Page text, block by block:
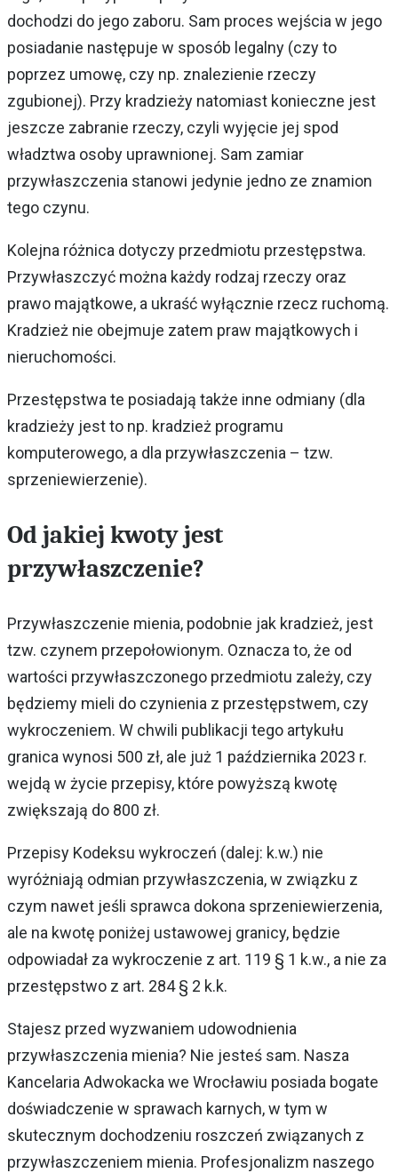
dochodzi do jego zaboru. Sam proces wejścia w jego
posiadanie następuje w sposób legalny (czy to
poprzez umowę, czy np. znalezienie rzeczy
zgubionej). Przy kradzieży natomiast konieczne jest
jeszcze zabranie rzeczy, czyli wyjęcie jej spod
władztwa osoby uprawnionej. Sam zamiar
przywłaszczenia stanowi jedynie jedno ze znamion
tego czynu.
Kolejna różnica dotyczy przedmiotu przestępstwa.
Przywłaszczyć można każdy rodzaj rzeczy oraz
prawo majątkowe, a ukraść wyłącznie rzecz ruchomą.
Kradzież nie obejmuje zatem praw majątkowych i
nieruchomości.
Przestępstwa te posiadają także inne odmiany (dla
kradzieży jest to np. kradzież programu
komputerowego, a dla przywłaszczenia – tzw.
sprzeniewierzenie).
Od jakiej kwoty jest
przywłaszczenie?
Przywłaszczenie mienia, podobnie jak kradzież, jest
tzw. czynem przepołowionym. Oznacza to, że od
wartości przywłaszczonego przedmiotu zależy, czy
będziemy mieli do czynienia z przestępstwem, czy
wykroczeniem. W chwili publikacji tego artykułu
granica wynosi 500 zł, ale już 1 października 2023 r.
wejdą w życie przepisy, które powyższą kwotę
zwiększają do 800 zł.
Przepisy Kodeksu wykroczeń (dalej: k.w.) nie
wyróżniają odmian przywłaszczenia, w związku z
czym nawet jeśli sprawca dokona sprzeniewierzenia,
ale na kwotę poniżej ustawowej granicy, będzie
odpowiadał za wykroczenie z art. 119 § 1 k.w., a nie za
przestępstwo z art. 284 § 2 k.k.
Stajesz przed wyzwaniem udowodnienia
przywłaszczenia mienia? Nie jesteś sam. Nasza
Kancelaria Adwokacka we Wrocławiu posiada bogate
doświadczenie w sprawach karnych, w tym w
skutecznym dochodzeniu roszczeń związanych z
przywłaszczeniem mienia. Profesjonalizm naszego